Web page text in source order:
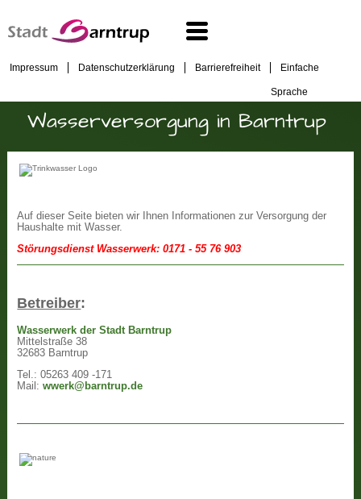
Impressum Datenschutzerklärung Barrierefreiheit Einfache
Sprache
Wasserversorgung in Barntrup
Auf dieser Seite bieten wir Ihnen Informationen zur Versorgung der
Haushalte mit Wasser.
Störungsdienst Wasserwerk: 0171 - 55 76 903
Betreiber:
Wasserwerk der Stadt Barntrup
Mittelstraße 38
32683 Barntrup
Tel.: 05263 409 -171
Mail:wwerk@barntrup.de